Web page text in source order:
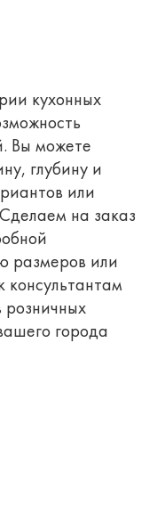
кухонных
Вы можете
глубину и
или
на заказ
размеров или
города